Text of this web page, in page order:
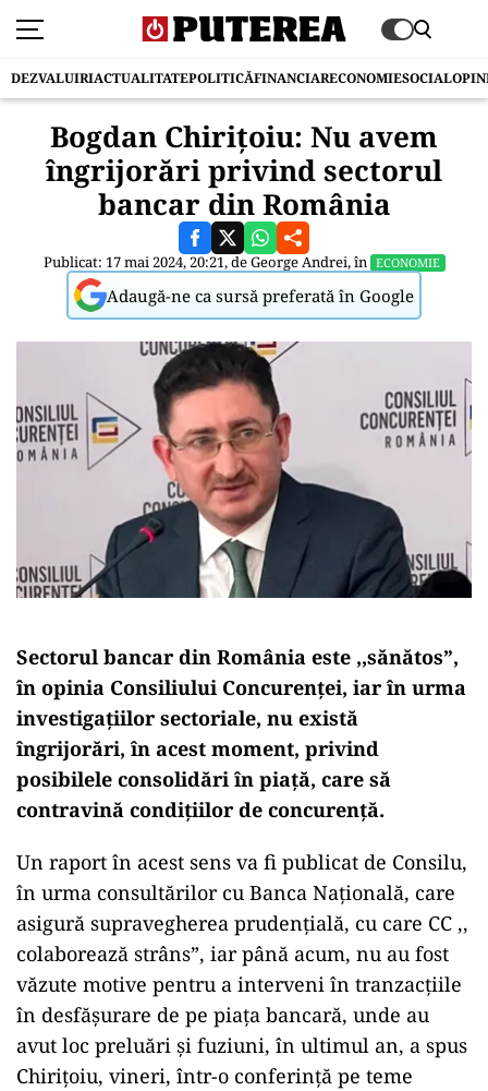
DEZVALUIRIACTUALITATEPOLITICĂFINANCIARECONOMIESOCIAL
Bogdan Chirițoiu: Nu avem
îngrijorări privind sectorul
bancar din România
Publicat: 17 mai 2024, 20:21, deGeorge Andrei, în ECONOMIE
Adaugă-ne ca sursă preferată în Google
Sectorul bancar din România este ,,sănătos”,
în opinia Consiliului Concurenței, iar în urma
investigațiilor sectoriale, nu există
îngrijorări, în acest moment, privind
posibilele consolidări în piață, care să
contravină condițiilor de concurență.
Un raport în acest sens va fi publicat de Consilu,
în urma consultărilor cu Banca Națională, care
asigură supravegherea prudențială, cu care CC ,,
colaborează strâns”, iar până acum, nu au fost
văzute motive pentru a interveni în tranzacţiile
în desfăşurare de pe piața bancară, unde au
avut loc preluări și fuziuni, în ultimul an, a spus
Chirițoiu, vineri, într-o conferință pe teme